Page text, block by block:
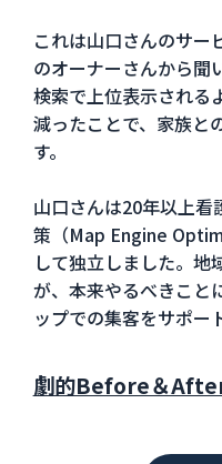
これは山口さんのサー
のオーナーさんから聞
検索で上位表示される
減ったことで、家族と
す。
山口さんは20年以上看
策（Map Engine
して独立しました。地
が、本来やるべきこと
ップでの集客をサポー
劇的Before＆